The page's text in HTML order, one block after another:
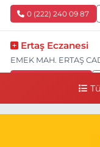
0 (222) 240 09 87
Ertaş Eczanesi
EMEK MAH. ERTAŞ
YAN SOKAĞI